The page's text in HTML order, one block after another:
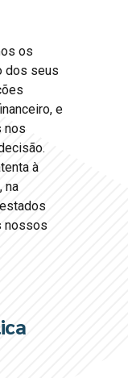
os
dos seus
e
nos
à
na
nossos